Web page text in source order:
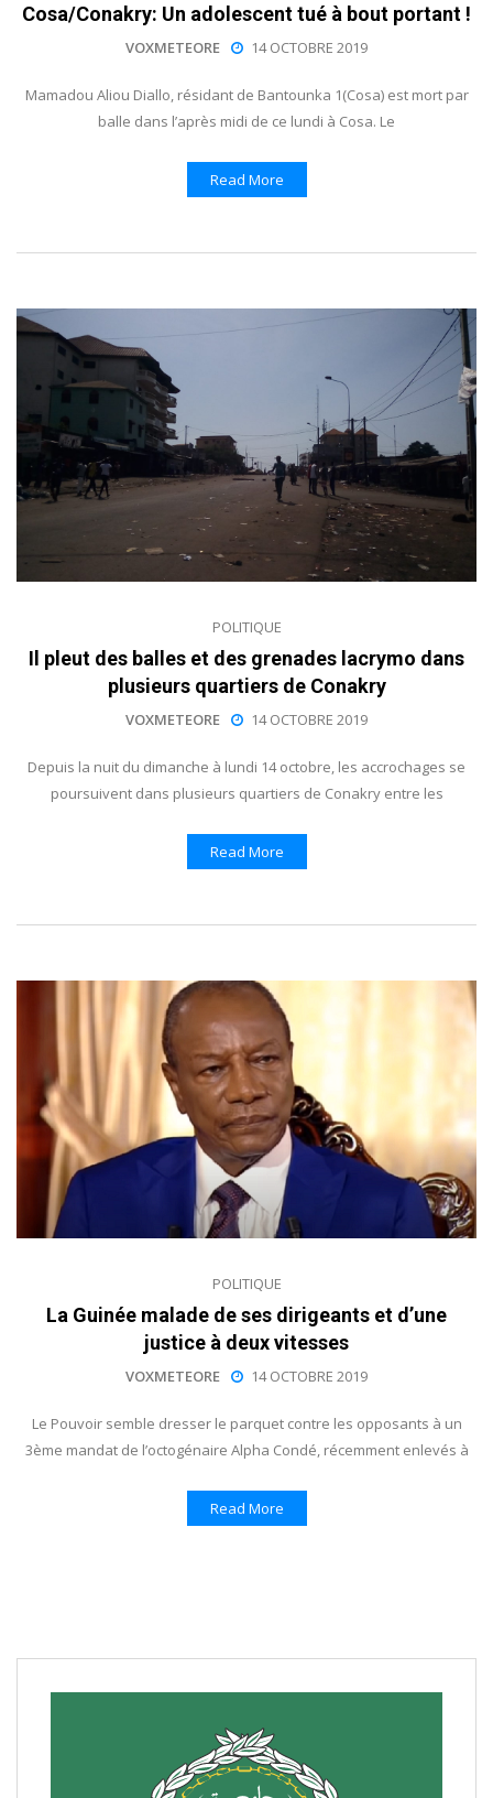
Cosa/Conakry: Un adolescent tué à bout portant !
VOXMETEORE 14 OCTOBRE 2019
Mamadou Aliou Diallo, résidant de Bantounka 1(Cosa) est mort par
balle dans l’après midi de ce lundi à Cosa. Le
Read More
POLITIQUE
Il pleut des balles et des grenades lacrymo dans
plusieurs quartiers de Conakry
VOXMETEORE 14 OCTOBRE 2019
Depuis la nuit du dimanche à lundi 14 octobre, les accrochages se
poursuivent dans plusieurs quartiers de Conakry entre les
Read More
POLITIQUE
La Guinée malade de ses dirigeants et d’une
justice à deux vitesses
VOXMETEORE 14 OCTOBRE 2019
Le Pouvoir semble dresser le parquet contre les opposants à un
3ème mandat de l’octogénaire Alpha Condé, récemment enlevés à
Read More